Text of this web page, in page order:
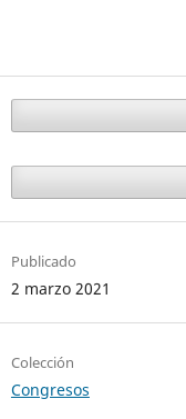
Publicado
2 marzo 2021
Colección
Congresos